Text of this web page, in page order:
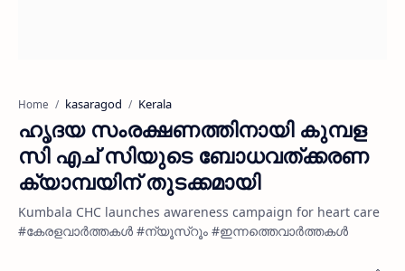
Home kasaragod Kerala
ഹൃദയ സംരക്ഷണത്തിനായി കുമ്പള
സി എച് സിയുടെ ബോധവത്ക്കരണ
ക്യാമ്പയിന് തുടക്കമായി
Kumbala CHC launches awareness campaign for heart care
#കേരളവാർത്തകൾ #ന്യൂസ്റൂം #ഇന്നത്തെവാർത്തകൾ